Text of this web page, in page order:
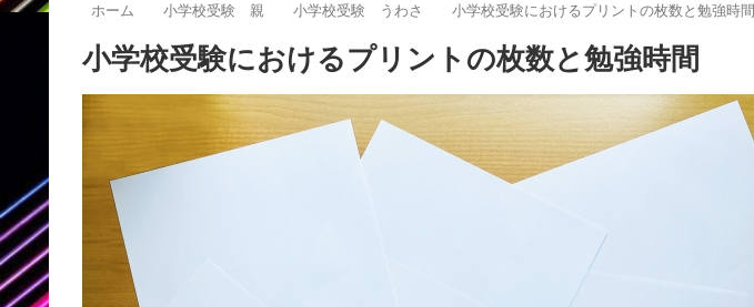
ホーム 小学校受験 親 小学校受験 うわさ 小学校受験におけるプリントの枚数と勉強時間
小学校受験におけるプリントの枚数と勉強時間